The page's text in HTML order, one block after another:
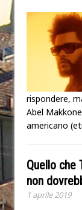
rispondere,
Abel
americano
Quello che
non
1 aprile 2019